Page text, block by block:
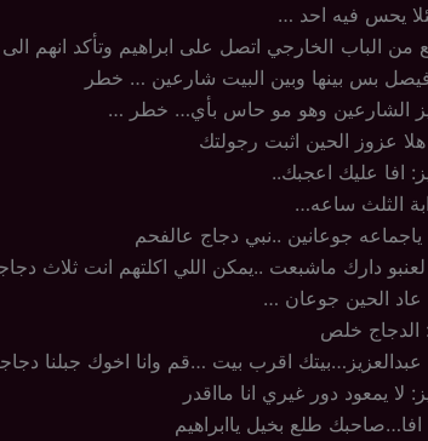
يحس فيه احد …
من الباب الخارجي اتصل على ابراهيم وتأكد انهم
بس بينها وبين البيت شارعين … خطر
الشارعين وهو مو حاس بأي… خطر …
هلا عزوز الحين اثبت رجولتك
افا عليك اعجبك..
الثلث ساعه…
جوعانين ..نبي دجاج عالفحم
لعنبو دارك ماشبعت ..يمكن اللي اكلتهم انت ثلاث
الحين جوعان …
: الدجاج خلص
اقرب بيت …قم وانا اخوك جبلنا
لا يمعود دور غيري انا مااقدر
طلع بخيل ياابراهيم